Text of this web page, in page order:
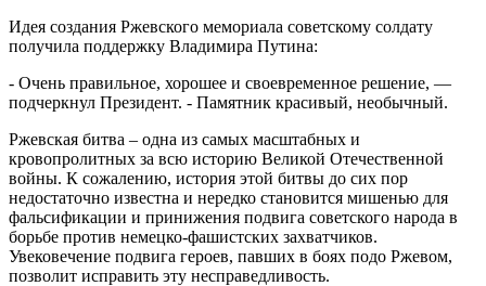
Идея создания Ржевского мемориала советскому солдату
получила поддержку Владимира Путина:
- Очень правильное, хорошее и своевременное решение, —
подчеркнул Президент. - Памятник красивый, необычный.
Ржевская битва – одна из самых масштабных и
кровопролитных за всю историю Великой Отечественной
войны. К сожалению, история этой битвы до сих пор
недостаточно известна и нередко становится мишенью для
фальсификации и принижения подвига советского народа в
борьбе против немецко-фашистских захватчиков.
Увековечение подвига героев, павших в боях подо Ржевом,
позволит исправить эту несправедливость.